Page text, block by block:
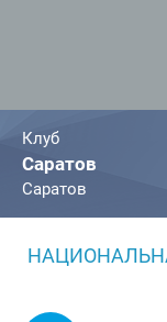
Клуб
Саратов
Саратов